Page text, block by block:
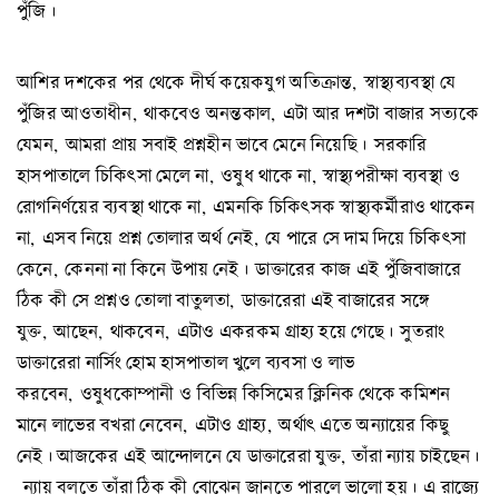
পুঁজি।
আশির দশকের পর থেকে দীর্ঘ কয়েকযুগ অতিক্রান্ত, স্বাস্থ্যব্যবস্থা যে
পুঁজির আওতাধীন, থাকবেও অনন্তকাল, এটা আর দশটা বাজার সত্যকে
যেমন, আমরা প্রায় সবাই প্রশ্নহীন ভাবে মেনে নিয়েছি। সরকারি
হাসপাতালে চিকিৎসা মেলে না, ওষুধ থাকে না, স্বাস্থ্যপরীক্ষা ব্যবস্থা ও
রোগনির্ণয়ের ব্যবস্থা থাকে না, এমনকি চিকিৎসক স্বাস্থ্যকর্মীরাও থাকেন
না, এসব নিয়ে প্রশ্ন তোলার অর্থ নেই, যে পারে সে দাম দিয়ে চিকিৎসা
কেনে, কেননা না কিনে উপায় নেই। ডাক্তারের কাজ এই পুঁজিবাজারে
ঠিক কী সে প্রশ্নও তোলা বাতুলতা, ডাক্তারেরা এই বাজারের সঙ্গে
যুক্ত, আছেন, থাকবেন, এটাও একরকম গ্রাহ্য হয়ে গেছে। সুতরাং
ডাক্তারেরা নার্সিং হোম হাসপাতাল খুলে ব্যবসা ও লাভ
করবেন, ওষুধকোম্পানী ও বিভিন্ন কিসিমের ক্লিনিক থেকে কমিশন
মানে লাভের বখরা নেবেন, এটাও গ্রাহ্য, অর্থাৎ এতে অন্যায়ের কিছু
নেই। আজকের এই আন্দোলনে যে ডাক্তারেরা যুক্ত, তাঁরা ন্যায় চাইছেন।
ন্যায় বলতে তাঁরা ঠিক কী বোঝেন জানতে পারলে ভালো হয়। এ রাজ্যে